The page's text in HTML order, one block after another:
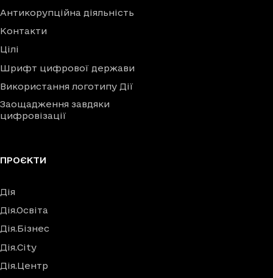
Антикорупційна діяльність
Контакти
Цілі
Шрифт цифрової держави
Використання логотипу Дії
Заощадження завдяки
цифровізації
ПРОЄКТИ
Дія
Дія.Освіта
Дія.Бізнес
Дія.City
Дія.Центр